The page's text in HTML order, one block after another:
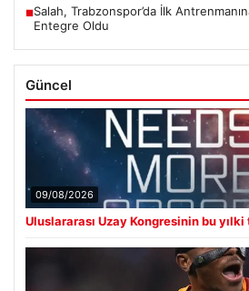
■Salah, Trabzonspor’da İlk
Entegre Oldu
Güncel
09/08/2026
Uluslararası Uzay Kongresinin bu yılki